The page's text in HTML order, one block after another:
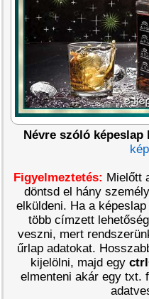
Névre szóló képeslap
Figyelmeztetés: Mielőtt
döntsd el hány
elküldeni. Ha a
több címzett
veszni, mert
űrlap adatokat.
kijelölni, majd egy
elmenteni akár egy txt.